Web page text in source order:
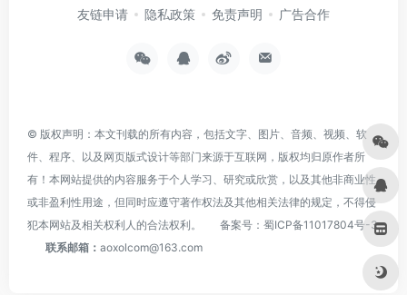
友链申请 隐私政策 免责声明 广告合作
© 版权声明：本文刊载的所有内容，包括文字、图片、音频、视频、软
件、程序、以及网页版式设计等部门来源于互联网，版权均归原作者所
有！本网站提供的内容服务于个人学习、研究或欣赏，以及其他非商业性
或非盈利性用途，但同时应遵守著作权法及其他相关法律的规定，不得侵
犯本网站及相关权利人的合法权利。
备案号： 蜀ICP备11017804号-3
联系邮箱： aoxolcom@163.com